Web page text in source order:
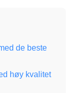
de beste
høy kvalitet